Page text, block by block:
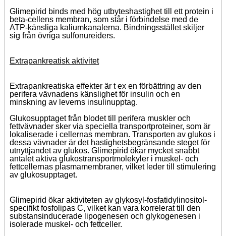
Glimepirid binds med hög utbyteshastighet till ett protein i
beta-cellens membran, som står i förbindelse med de
ATP-känsliga kaliumkanalerna. Bindningsstället skiljer
sig från övriga sulfonureiders.
Extrapankreatisk aktivitet
Extrapankreatiska effekter är t ex en förbättring av den
perifera vävnadens känslighet för insulin och en
minskning av leverns insulinupptag.
Glukosupptaget från blodet till perifera muskler och
fettvävnader sker via speciella transportproteiner, som är
lokaliserade i cellernas membran. Transporten av glukos i
dessa vävnader är det hastighetsbegränsande steget för
utnyttjandet av glukos. Glimepirid ökar mycket snabbt
antalet aktiva glukostransportmolekyler i muskel- och
fettcellernas plasmamembraner, vilket leder till stimulering
av glukosupptaget.
Glimepirid ökar aktiviteten av glykosyl-fosfatidylinositol-
specifikt fosfolipas C, vilket kan vara korrelerat till den
substansinducerade lipogenesen och glykogenesen i
isolerade muskel- och fettceller.